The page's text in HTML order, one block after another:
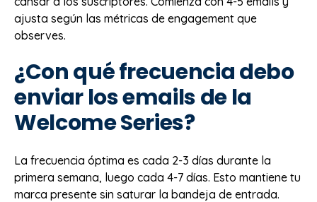
ajusta según las métricas de engagement que
observes.
¿Con qué frecuencia debo
enviar los emails de la
Welcome Series?
La frecuencia óptima es cada 2-3 días durante la
primera semana, luego cada 4-7 días. Esto mantiene tu
marca presente sin saturar la bandeja de entrada.